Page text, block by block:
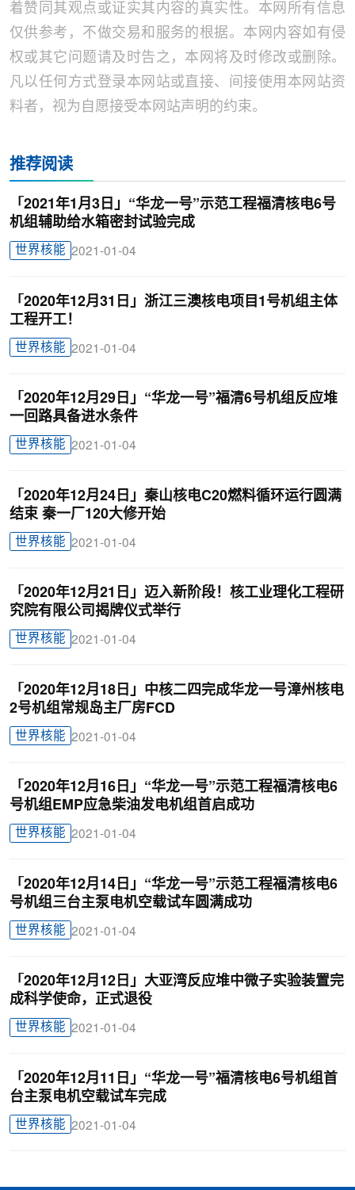
着赞同其观点或证实其内容的真实性。本网所有信息
仅供参考，不做交易和服务的根据。本网内容如有侵
权或其它问题请及时告之，本网将及时修改或删除。
凡以任何方式登录本网站或直接、间接使用本网站资
料者，视为自愿接受本网站声明的约束。
推荐阅读
「2021年1月3日」“华龙一号”示范工程福清核电6号
机组辅助给水箱密封试验完成
世界核能 2021-01-04
「2020年12月31日」浙江三澳核电项目1号机组主体
工程开工！
世界核能 2021-01-04
「2020年12月29日」“华龙一号”福清6号机组反应堆
一回路具备进水条件
世界核能 2021-01-04
「2020年12月24日」秦山核电C20燃料循环运行圆满
结束 秦一厂120大修开始
世界核能 2021-01-04
「2020年12月21日」迈入新阶段！核工业理化工程研
究院有限公司揭牌仪式举行
世界核能 2021-01-04
「2020年12月18日」中核二四完成华龙一号漳州核电
2号机组常规岛主厂房FCD
世界核能 2021-01-04
「2020年12月16日」“华龙一号”示范工程福清核电6
号机组EMP应急柴油发电机组首启成功
世界核能 2021-01-04
「2020年12月14日」“华龙一号”示范工程福清核电6
号机组三台主泵电机空载试车圆满成功
世界核能 2021-01-04
「2020年12月12日」大亚湾反应堆中微子实验装置完
成科学使命，正式退役
世界核能 2021-01-04
「2020年12月11日」“华龙一号”福清核电6号机组首
台主泵电机空载试车完成
世界核能 2021-01-04